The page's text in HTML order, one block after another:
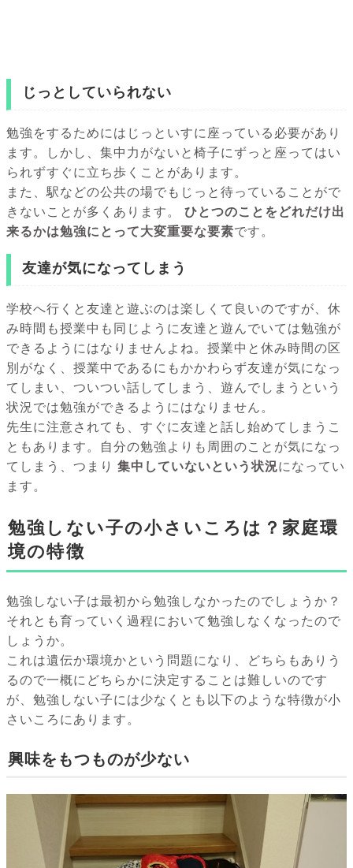
じっとしていられない
勉強をするためにはじっといすに座っている必要があり
ます。しかし、集中力がないと椅子にずっと座ってはい
られずすぐに立ち歩くことがあります。
また、駅などの公共の場でもじっと待っていることがで
きないことが多くあります。
ひとつのことをどれだけ出
来るかは勉強にとって大変重要な要素です。
友達が気になってしまう
学校へ行くと友達と遊ぶのは楽しくて良いのですが、休
み時間も授業中も同じように友達と遊んでいては勉強が
できるようにはなりませんよね。授業中と休み時間の区
別がなく、授業中であるにもかかわらず友達が気になっ
てしまい、ついつい話してしまう、遊んでしまうという
状況では勉強ができるようにはなりません。
先生に注意されても、すぐに友達と話し始めてしまうこ
ともあります。自分の勉強よりも周囲のことが気になっ
てしまう、つまり 集中していないという状況になってい
ます。
勉強しない子の小さいころは？家庭環
境の特徴
勉強しない子は最初から勉強しなかったのでしょうか？
それとも育っていく過程において勉強しなくなったので
しょうか。
これは遺伝か環境かという問題になり、どちらもありう
るので一概にどちらかに決定することは難しいのです
が、勉強しない子には少なくとも以下のような特徴が小
さいころにあります。
興味をもつものが少ない